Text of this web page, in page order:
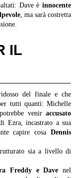
Dave è innocente
, ma sarà costretta
IL
del finale e che
tutti quanti: Michelle
veniraccusato
Ezra, incastrato a sua
capire cosa Dennis
sia a livello di
Freddy e Dave nel